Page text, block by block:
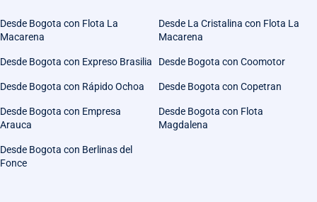
Desde Bogota con Flota La
Macarena
Desde La Cristalina con Flota La
Macarena
Desde Bogota con Expreso Brasilia Desde Bogota con Coomotor
Desde Bogota con Rápido Ochoa Desde Bogota con Copetran
Desde Bogota con Empresa
Arauca
Desde Bogota con Flota
Magdalena
Desde Bogota con Berlinas del
Fonce